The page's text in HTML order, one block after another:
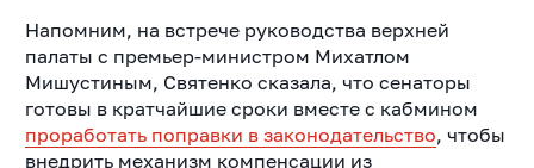
Напомним, на встрече руководства верхней
палаты с премьер-министром Михатлом
Мишустиным, Святенко сказала, что сенаторы
готовы в кратчайшие сроки вместе с кабмином
проработать поправки в законодательство, чтобы
внедрить механизм компенсации из